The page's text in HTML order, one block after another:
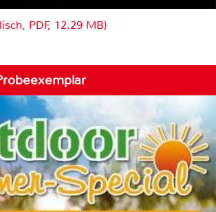
PDF, 12.29 MB)